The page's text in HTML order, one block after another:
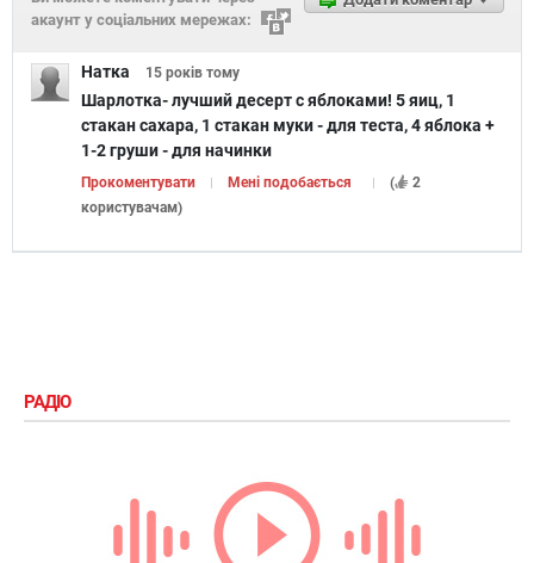
акаунт у соціальних мережах:
Натка 15 років тому
Шарлотка- лучший десерт с яблоками! 5 яиц, 1
стакан сахара, 1 стакан муки - для теста, 4 яблока +
1-2 груши - для начинки
Прокоментувати Мені подобається (
2
користувачам)
РАДІО